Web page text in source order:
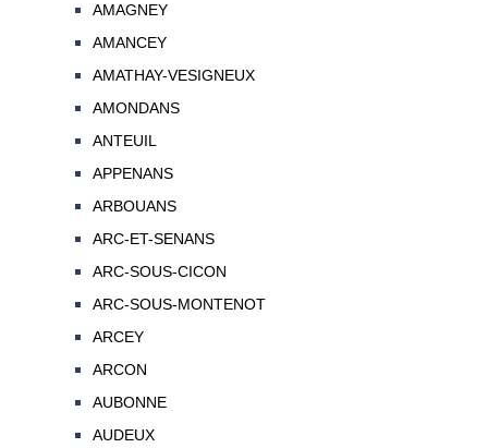
AMAGNEY
AMANCEY
AMATHAY-VESIGNEUX
AMONDANS
ANTEUIL
APPENANS
ARBOUANS
ARC-ET-SENANS
ARC-SOUS-CICON
ARC-SOUS-MONTENOT
ARCEY
ARCON
AUBONNE
AUDEUX